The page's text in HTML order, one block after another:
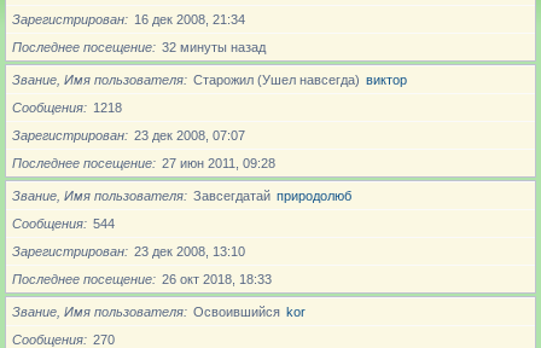
Зарегистрирован
16 дек 2008, 21:34
Последнее посещение
32 минуты назад
Звание, Имя пользователя Старожил (Ушел навсегда) виктор
Сообщения
1218
Зарегистрирован
23 дек 2008, 07:07
Последнее посещение
27 июн 2011, 09:28
Звание, Имя пользователя Завсегдатай природолюб
Сообщения
544
Зарегистрирован
23 дек 2008, 13:10
Последнее посещение
26 окт 2018, 18:33
Звание, Имя пользователя Освоившийся kor
Сообщения
270